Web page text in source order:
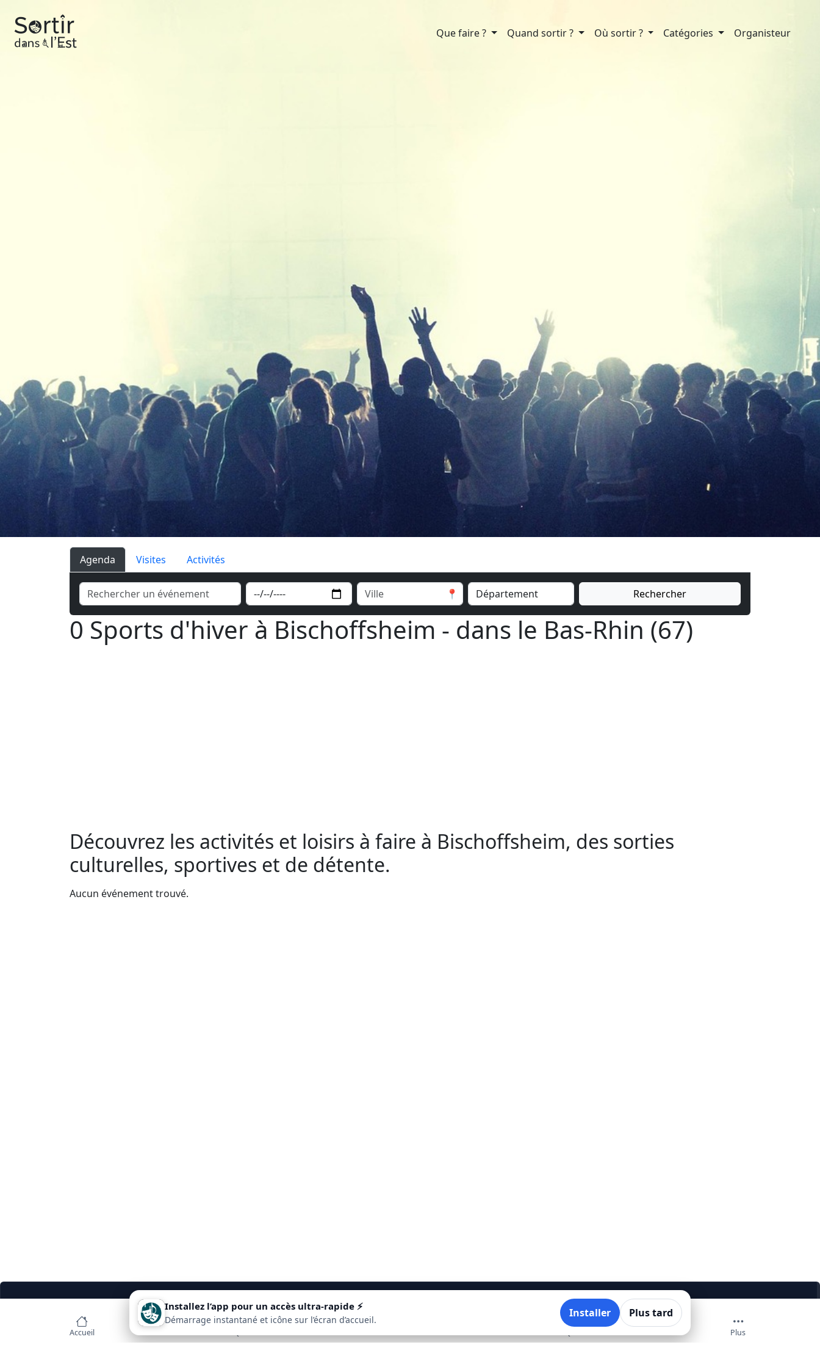
Que faire ? Quand sortir ? Où sortir ? Catégories Organisteur
Agenda Visites Activités
📍 Rechercher
0 Sports d'hiver à Bischoffsheim - dans le Bas-Rhin (67)
Découvrez les activités et loisirs à faire à Bischoffsheim, des sorties
culturelles, sportives et de détente.
Aucun événement trouvé.
            🎉 Vous organisez un événements ?
Installez l’app pour un accès ultra‑rapide ⚡
Démarrage instantané et icône sur l’écran d’accueil. Installer Plus tard
Accueil Plus